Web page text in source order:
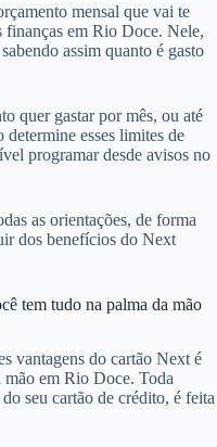
mensal que vai te
finanças em Rio Doce. Nele,
assim quanto é gasto
quer gastar por mês, ou até
esses limites de
programar desde avisos no
as orientações, de forma
dos benefícios do Next
tudo na palma da mão
vantagens do cartão Next é
mão em Rio Doce. Toda
seu cartão de crédito, é feita